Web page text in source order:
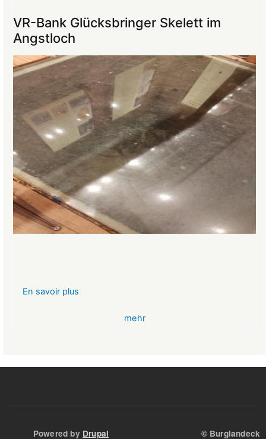
ins
Mittelalter
die
Teilnehmer:innen
VR-Bank Glücksbringer Skelett im
Angstloch
En savoir plus
mehr
Powered by Drupal © Burglandeck